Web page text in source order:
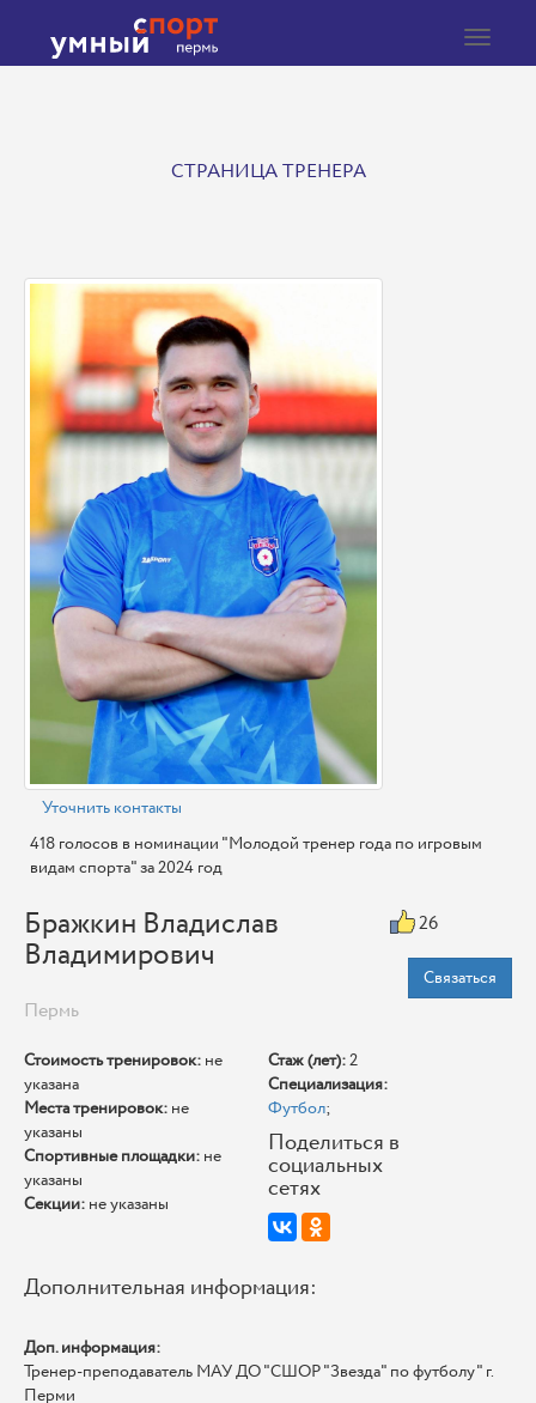
Toggle
СТРАНИЦА ТРЕНЕРА
Уточнить контакты
418 голосов в номинации "Молодой тренер года по игровым
видам спорта" за 2024 год
Бражкин Владислав
Владимирович
26
Связаться
Пермь
Стоимость тренировок: не
указана
Места тренировок: не
указаны
Спортивные площадки: не
указаны
Секции: не указаны
Стаж (лет):2
Специализация:
Футбол;
Поделиться в
социальных
сетях
Дополнительная информация:
Доп. информация:
Тренер-преподаватель МАУ ДО "СШОР "Звезда" по футболу" г.
Перми